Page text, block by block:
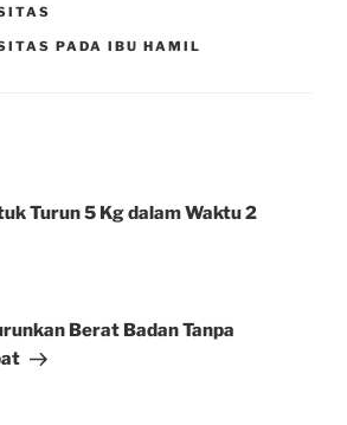
PADA IBU HAMIL
Turun 5 Kg dalam Waktu 2
Berat Badan Tanpa